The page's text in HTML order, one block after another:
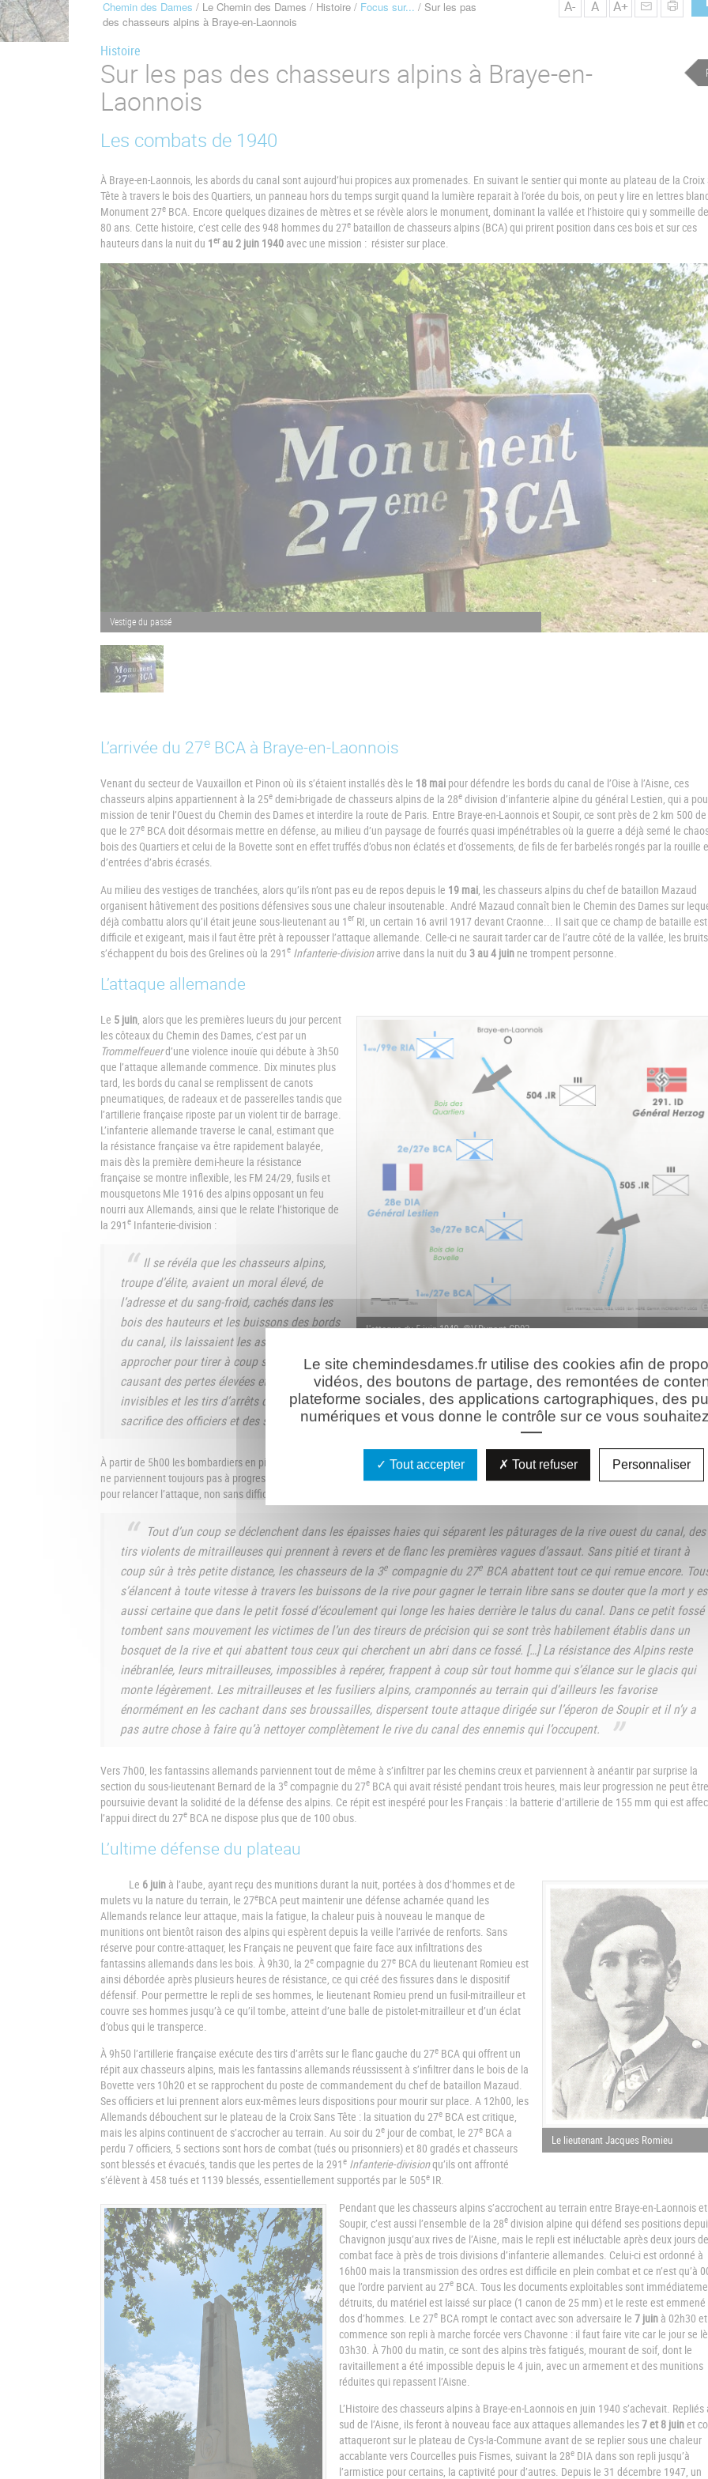
Fil
Chemin des Dames Le Chemin des Dames Histoire Focus sur... Sur les pas
des chasseurs alpins à Braye-en-Laonnois
A- A A+
Histoire
Sur les pas des chasseurs alpins à Braye-en-
Laonnois
Les combats de 1940
À Braye-en-Laonnois, les abords du canal sont aujourd’hui propices aux promenades. En suivant le sentier qui monte au plateau de la Croix
Tête à travers le bois des Quartiers, un panneau hors du temps surgit quand la lumière reparait à l’orée du bois, on peut y lire en lettres
Monument 27e BCA. Encore quelques dizaines de mètres et se révèle alors le monument, dominant la vallée et l’histoire qui y sommeille
80 ans. Cette histoire, c’est celle des 948 hommes du 27e bataillon de chasseurs alpins (BCA) qui prirent position dans ces bois et sur ces
hauteurs dans la nuit du 1erau 2 juin 1940 avec une mission : résister sur place.
Vestige du passé
L’arrivée du 27e BCA à Braye-en-Laonnois
Venant du secteur de Vauxaillon et Pinon où ils s’étaient installés dès le 18 mai pour défendre les bords du canal de l’Oise à l’Aisne, ces
chasseurs alpins appartiennent à la 25e demi-brigade de chasseurs alpins de la 28e division d’infanterie alpine du général Lestien, qui a
mission de tenir l’Ouest du Chemin des Dames et interdire la route de Paris. Entre Braye-en-Laonnois et Soupir, ce sont près de 2 km 500
que le 27e BCA doit désormais mettre en défense, au milieu d’un paysage de fourrés quasi impénétrables où la guerre a déjà semé le
bois des Quartiers et celui de la Bovette sont en effet truffés d’obus non éclatés et d’ossements, de fils de fer barbelés rongés par la rouille
d’entrées d’abris écrasés.
Au milieu des vestiges de tranchées, alors qu’ils n’ont pas eu de repos depuis le 19 mai , les chasseurs alpins du chef de bataillon Mazaud
organisent hâtivement des positions défensives sous une chaleur insoutenable. André Mazaud connaît bien le Chemin des Dames sur
déjà combattu alors qu’il était jeune sous-lieutenant au 1er RI, un certain 16 avril 1917 devant Craonne... Il sait que ce champ de bataille est
difficile et exigeant, mais il faut être prêt à repousser l’attaque allemande. Celle-ci ne saurait tarder car de l’autre côté de la vallée, les
s’échappent du bois des Grelines où la 291e Infanterie-divisionarrive dans la nuit du 3 au 4 juin ne trompent personne.
L’attaque allemande
L'attaque du 5 juin 1940 ©V.Dupont-CD02
Le 5 juin , alors que les premières lueurs du jour percent
les côteaux du Chemin des Dames, c’est par un
Trommelfeuerd’une violence inouïe qui débute à 3h50
que l’attaque allemande commence. Dix minutes plus
tard, les bords du canal se remplissent de canots
pneumatiques, de radeaux et de passerelles tandis que
l’artillerie française riposte par un violent tir de barrage.
L’infanterie allemande traverse le canal, estimant que
la résistance française va être rapidement balayée,
mais dès la première demi-heure la résistance
française se montre inflexible, les FM 24/29, fusils et
mousquetons Mle 1916 des alpins opposant un feu
nourri aux Allemands, ainsi que le relate l’historique de
la 291e Infanterie-division :
Il se révéla que les chasseurs alpins,
troupe d’élite, avaient un moral élevé, de
l’adresse et du sang-froid, cachés dans les
bois des hauteurs et les buissons des bords
du canal, ils laissaient les assaillants
approcher pour tirer à coup sûr, leur
causant des pertes élevées et les repoussant. [...] Le feu mortel des chasseurs français couchés dans leurs trous
invisibles et les tirs d’arrêts de l’artillerie autour du point de passage, firent échouer toutes les attaques, malgré le
sacrifice des officiers et des sous-officiers.
À partir de 5h00 les bombardiers en piqué allemands, les tristement célèbres Junkers 87 Stuka, viennent soutenir l’assaut de leurs
ne parviennent toujours pas à progresser. A 6h20 l’attaque allemande est enrayée et les officiers supérieurs allemands doivent payer
pour relancer l’attaque, non sans difficulté, ainsi que le rapporte l’historique de la 291
Tout d’un coup se déclenchent dans les épaisses haies qui séparent les pâturages de la rive ouest du canal, des
tirs violents de mitrailleuses qui prennent à revers et de flanc les premières vagues d’assaut. Sans pitié et tirant à
coup sûr à très petite distance, les chasseurs de la 3e compagnie du 27e BCA abattent tout ce qui remue encore.
s’élancent à toute vitesse à travers les buissons de la rive pour gagner le terrain libre sans se douter que la mort y
aussi certaine que dans le petit fossé d’écoulement qui longe les haies derrière le talus du canal. Dans ce petit fossé
tombent sans mouvement les victimes de l’un des tireurs de précision qui se sont très habilement établis dans un
bosquet de la rive et qui abattent tous ceux qui cherchent un abri dans ce fossé. […] La résistance des Alpins reste
inébranlée, leurs mitrailleuses, impossibles à repérer, frappent à coup sûr tout homme qui s’élance sur le glacis qui
monte légèrement. Les mitrailleuses et les fusiliers alpins, cramponnés au terrain qui d’ailleurs les favorise
énormément en les cachant dans ses broussailles, dispersent toute attaque dirigée sur l’éperon de Soupir et il n’y a
pas autre chose à faire qu’à nettoyer complètement le rive du canal des ennemis qui l’occupent.
Vers 7h00, les fantassins allemands parviennent tout de même à s’infiltrer par les chemins creux et parviennent à anéantir par surprise la
section du sous-lieutenant Bernard de la 3e compagnie du 27e BCA qui avait résisté pendant trois heures, mais leur progression ne peut être
poursuivie devant la solidité de la défense des alpins. Ce répit est inespéré pour les Français : la batterie d’artillerie de 155 mm qui est
l’appui direct du 27e BCA ne dispose plus que de 100 obus.
L’ultime défense du plateau
Le lieutenant Jacques Romieu
Le 6 juin à l’aube, ayant reçu des munitions durant la nuit, portées à dos d’hommes et de
mulets vu la nature du terrain, le 27eBCA peut maintenir une défense acharnée quand les
Allemands relance leur attaque, mais la fatigue, la chaleur puis à nouveau le manque de
munitions ont bientôt raison des alpins qui espèrent depuis la veille l’arrivée de renforts. Sans
réserve pour contre-attaquer, les Français ne peuvent que faire face aux infiltrations des
fantassins allemands dans les bois. À 9h30, la 2e compagnie du 27e BCA du lieutenant Romieu est
ainsi débordée après plusieurs heures de résistance, ce qui créé des fissures dans le dispositif
défensif. Pour permettre le repli de ses hommes, le lieutenant Romieu prend un fusil-mitrailleur et
couvre ses hommes jusqu’à ce qu’il tombe, atteint d’une balle de pistolet-mitrailleur et d’un éclat
d’obus qui le transperce.
À 9h50 l’artillerie française exécute des tirs d’arrêts sur le flanc gauche du 27e BCA qui offrent un
répit aux chasseurs alpins, mais les fantassins allemands réussissent à s’infiltrer dans le bois de la
Bovette vers 10h20 et se rapprochent du poste de commandement du chef de bataillon Mazaud.
Ses officiers et lui prennent alors eux-mêmes leurs dispositions pour mourir sur place. A 12h00, les
Allemands débouchent sur le plateau de la Croix Sans Tête : la situation du 27e BCA est critique,
mais les alpins continuent de s’accrocher au terrain. Au soir du 2e jour de combat, le 27e BCA a
perdu 7 officiers, 5 sections sont hors de combat (tués ou prisonniers) et 80 gradés et chasseurs
sont blessés et évacués, tandis que les pertes de la 291e Infanterie-divisionqu’ils ont affronté
s’élèvent à 458 tués et 1139 blessés, essentiellement supportés par le 505e IR.
Pendant que les chasseurs alpins s’accrochent au terrain entre Braye-en-Laonnois et
Soupir, c’est aussi l’ensemble de la 28e division alpine qui défend ses positions
Chavignon jusqu’aux rives de l’Aisne, mais le repli est inéluctable après deux jours de
combat face à près de trois divisions d’infanterie allemandes. Celui-ci est ordonné à
16h00 mais la transmission des ordres est difficile en plein combat et ce n’est qu’à
que l’ordre parvient au 27e BCA. Tous les documents exploitables sont
détruits, du matériel est laissé sur place (1 canon de 25 mm) et le reste est emmené
dos d’hommes. Le 27e BCA rompt le contact avec son adversaire le 7 juin à 02h30 et
commence son repli à marche forcée vers Chavonne : il faut faire vite car le jour se
03h30. À 7h00 du matin, ce sont des alpins très fatigués, mourant de soif, dont le
ravitaillement a été impossible depuis le 4 juin, avec un armement et des munitions
réduites qui repassent l’Aisne.
L’Histoire des chasseurs alpins à Braye-en-Laonnois en juin 1940 s’achevait. Repliés
sud de l’Aisne, ils feront à nouveau face aux attaques allemandes les7 et 8 juinet
attaqueront sur le plateau de Cys-la-Commune avant de se replier sous une chaleur
accablante vers Courcelles puis Fismes, suivant la 28e DIA dans son repli jusqu’à
l’armistice pour certains, la captivité pour d’autres. Depuis le 31 décembre 1947, un
Le site chemindesdames.fr utilise des cookies afin de
vidéos, des boutons de partage, des remontées de
plateforme sociales, des applications cartographiques, des
numériques et vous donne le contrôle sur ce vous
Tout accepter Tout refuser Personnaliser